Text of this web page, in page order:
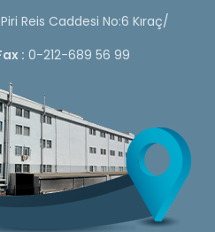
Reis Caddesi No:6 Kıraç/
: 0-212-689 56 99